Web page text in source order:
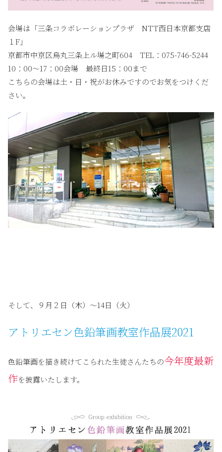
会場は「三条コラボレーションプラザ NTT西日本京都支店
１F」
京都市中京区烏丸三条上ル場之町604 TEL：075-746-5244
10：00〜17：00会場 最終日15：00まで
こちらの会場は土・日・祝がお休みですのでお気をつけくだ
さい。
そして、９月２日（木）〜14日（火）
アトリエセン色鉛筆画教室作品展2021
色鉛筆画を描き続けてこられた生徒さんたちの今年度最新
作を披露いたします。